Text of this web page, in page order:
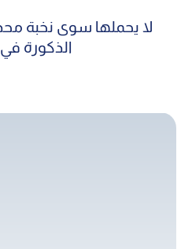
لا يحملها سوى نخبة
الذكورة في